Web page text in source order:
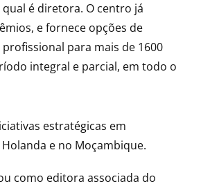
é diretora. O centro já
e fornece opções de
para mais de 1600
integral e parcial, em todo o
estratégicas em
e no Moçambique.
como editora associada do